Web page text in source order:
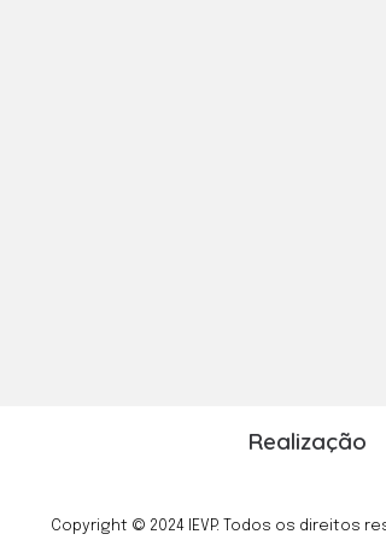
Realização
Copyright © 2024 IEVP. Todos os direitos